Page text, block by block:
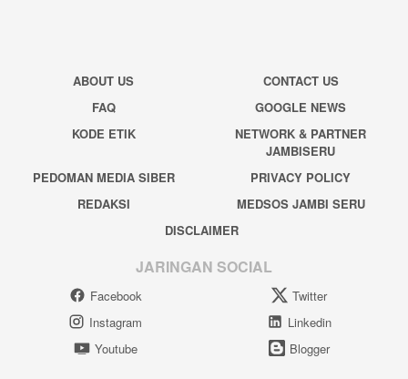
ABOUT US
CONTACT US
FAQ
GOOGLE NEWS
KODE ETIK
NETWORK & PARTNER
JAMBISERU
PEDOMAN MEDIA SIBER
PRIVACY POLICY
REDAKSI
MEDSOS JAMBI SERU
DISCLAIMER
JARINGAN SOCIAL
Facebook
Twitter
Instagram
Linkedin
Youtube
Blogger